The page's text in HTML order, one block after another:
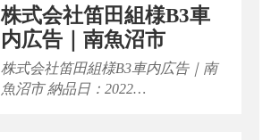
株式会社笛田組様B3車
内広告｜南魚沼市
株式会社笛田組様B3車内広告｜南
魚沼市 納品日：2022…